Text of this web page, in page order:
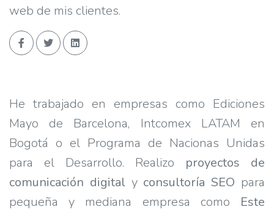
web de mis clientes.
He trabajado en empresas como Ediciones
Mayo de Barcelona, Intcomex LATAM en
Bogotá o el Programa de Nacionas Unidas
para el Desarrollo. Realizo proyectos de
comunicación digitaly consultoría SEO para
pequeña y mediana empresa como Este